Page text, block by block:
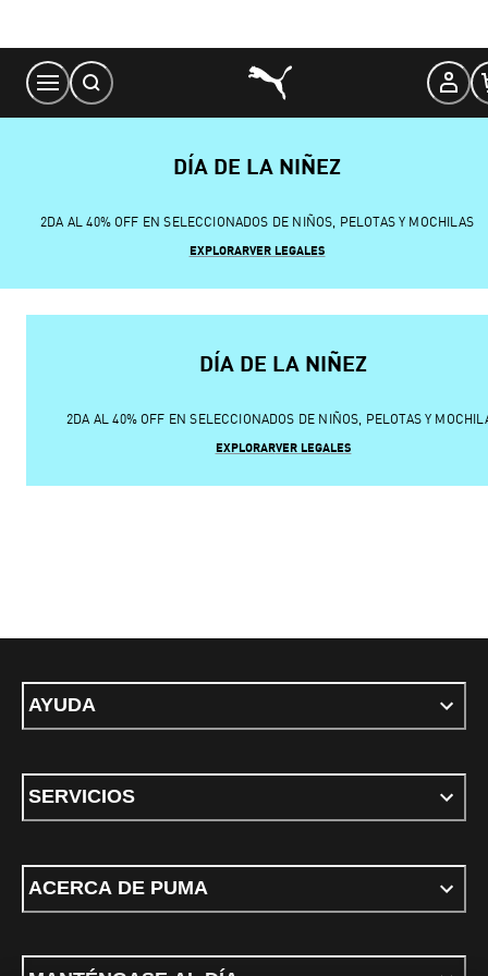
Content
DÍA DE LA NIÑEZ
2DA AL 40% OFF EN SELECCIONADOS DE NIÑOS, PELOTAS Y MOCHILAS
EXPLORARVER LEGALES
DÍA DE LA NIÑEZ
2DA AL 40% OFF EN SELECCIONADOS DE NIÑOS, PELOTAS Y
EXPLORARVER LEGALES
AYUDA
SERVICIOS
ACERCA DE PUMA